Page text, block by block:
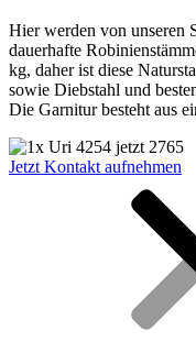
Hier werden von unseren
dauerhafte
kg, daher ist diese
sowie Diebstahl und
Die Garnitur besteht aus
Jetzt Kontakt aufnehmen